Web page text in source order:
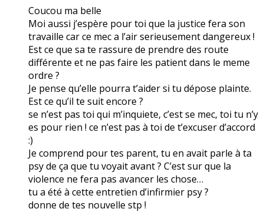
Coucou ma belle
Moi aussi j’espère pour toi que la justice fera son
travaille car ce mec a l’air serieusement dangereux !
Est ce que sa te rassure de prendre des route
différente et ne pas faire les patient dans le meme
ordre ?
Je pense qu’elle pourra t’aider si tu dépose plainte.
Est ce qu’il te suit encore ?
se n’est pas toi qui m’inquiete, c’est se mec, toi tu n’y
es pour rien ! ce n’est pas à toi de t’excuser d’accord
:)
Je comprend pour tes parent, tu en avait parle à ta
psy de ça que tu voyait avant ? C’est sur que la
violence ne fera pas avancer les chose…
tu a été à cette entretien d’infirmier psy ?
donne de tes nouvelle stp !